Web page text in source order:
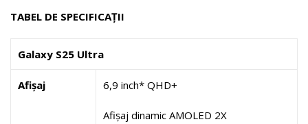
TABEL DE SPECIFICAȚII
Galaxy S25 Ultra
Afișaj 6,9 inch* QHD+
Afișaj dinamic AMOLED 2X